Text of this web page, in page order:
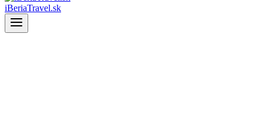
iBeriaTravel.sk